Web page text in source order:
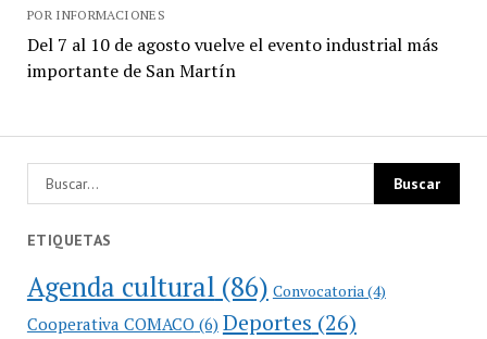
POR INFORMACIONES
Del 7 al 10 de agosto vuelve el evento industrial más
importante de San Martín
ETIQUETAS
Agenda cultural (86) Convocatoria (4)
Cooperativa COMACO(6) Deportes (26)